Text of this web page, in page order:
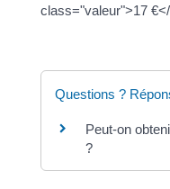
class="valeur">17
Questions ?
Peut-on
?